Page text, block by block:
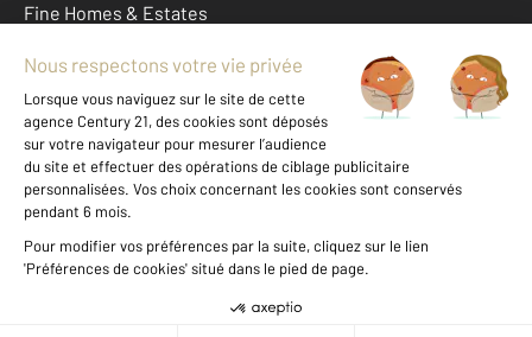
Fine Homes & Estates
À propos
International
Nous contacter
Données personnelles